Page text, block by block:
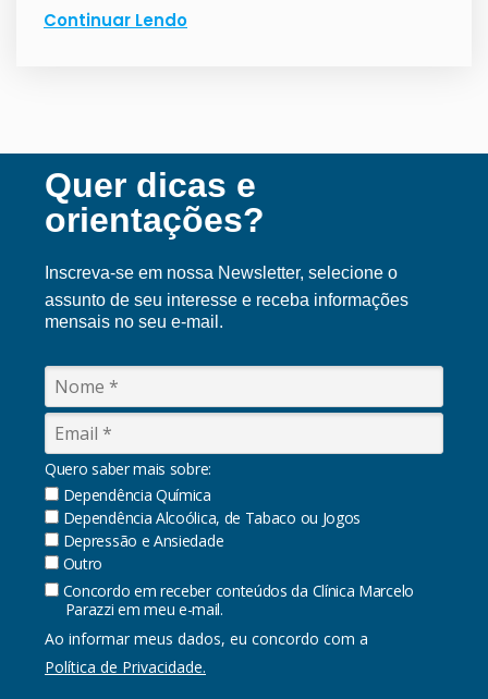
Continuar Lendo
Quer dicas e
orientações?
Inscreva-se em nossa Newsletter, selecione o
assunto de seu interesse e receba informações
mensais no seu e-mail.
Quero saber mais sobre:
Dependência Química
Dependência Alcoólica, de Tabaco ou Jogos
Depressão e Ansiedade
Outro
Concordo em receber conteúdos da Clínica Marcelo
Parazzi em meu e-mail.
Ao informar meus dados, eu concordo com a
Política de Privacidade.